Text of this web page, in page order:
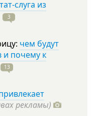
слуга из
3
чем будут
и почему к
13
рекламы)